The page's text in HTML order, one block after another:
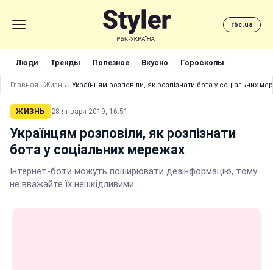
rbc.ua
Люди Тренды Полезное Вкусно Гороскопы
Главная › Жизнь › Українцям розповіли, як розпізнати бота у соціальних
ЖИЗНЬ 28 января 2019, 16:51
Українцям розповіли, як розпізнати
бота у соціальних мережах
Інтернет-боти можуть поширювати дезінформацію, тому
не вважайте їх нешкідливими